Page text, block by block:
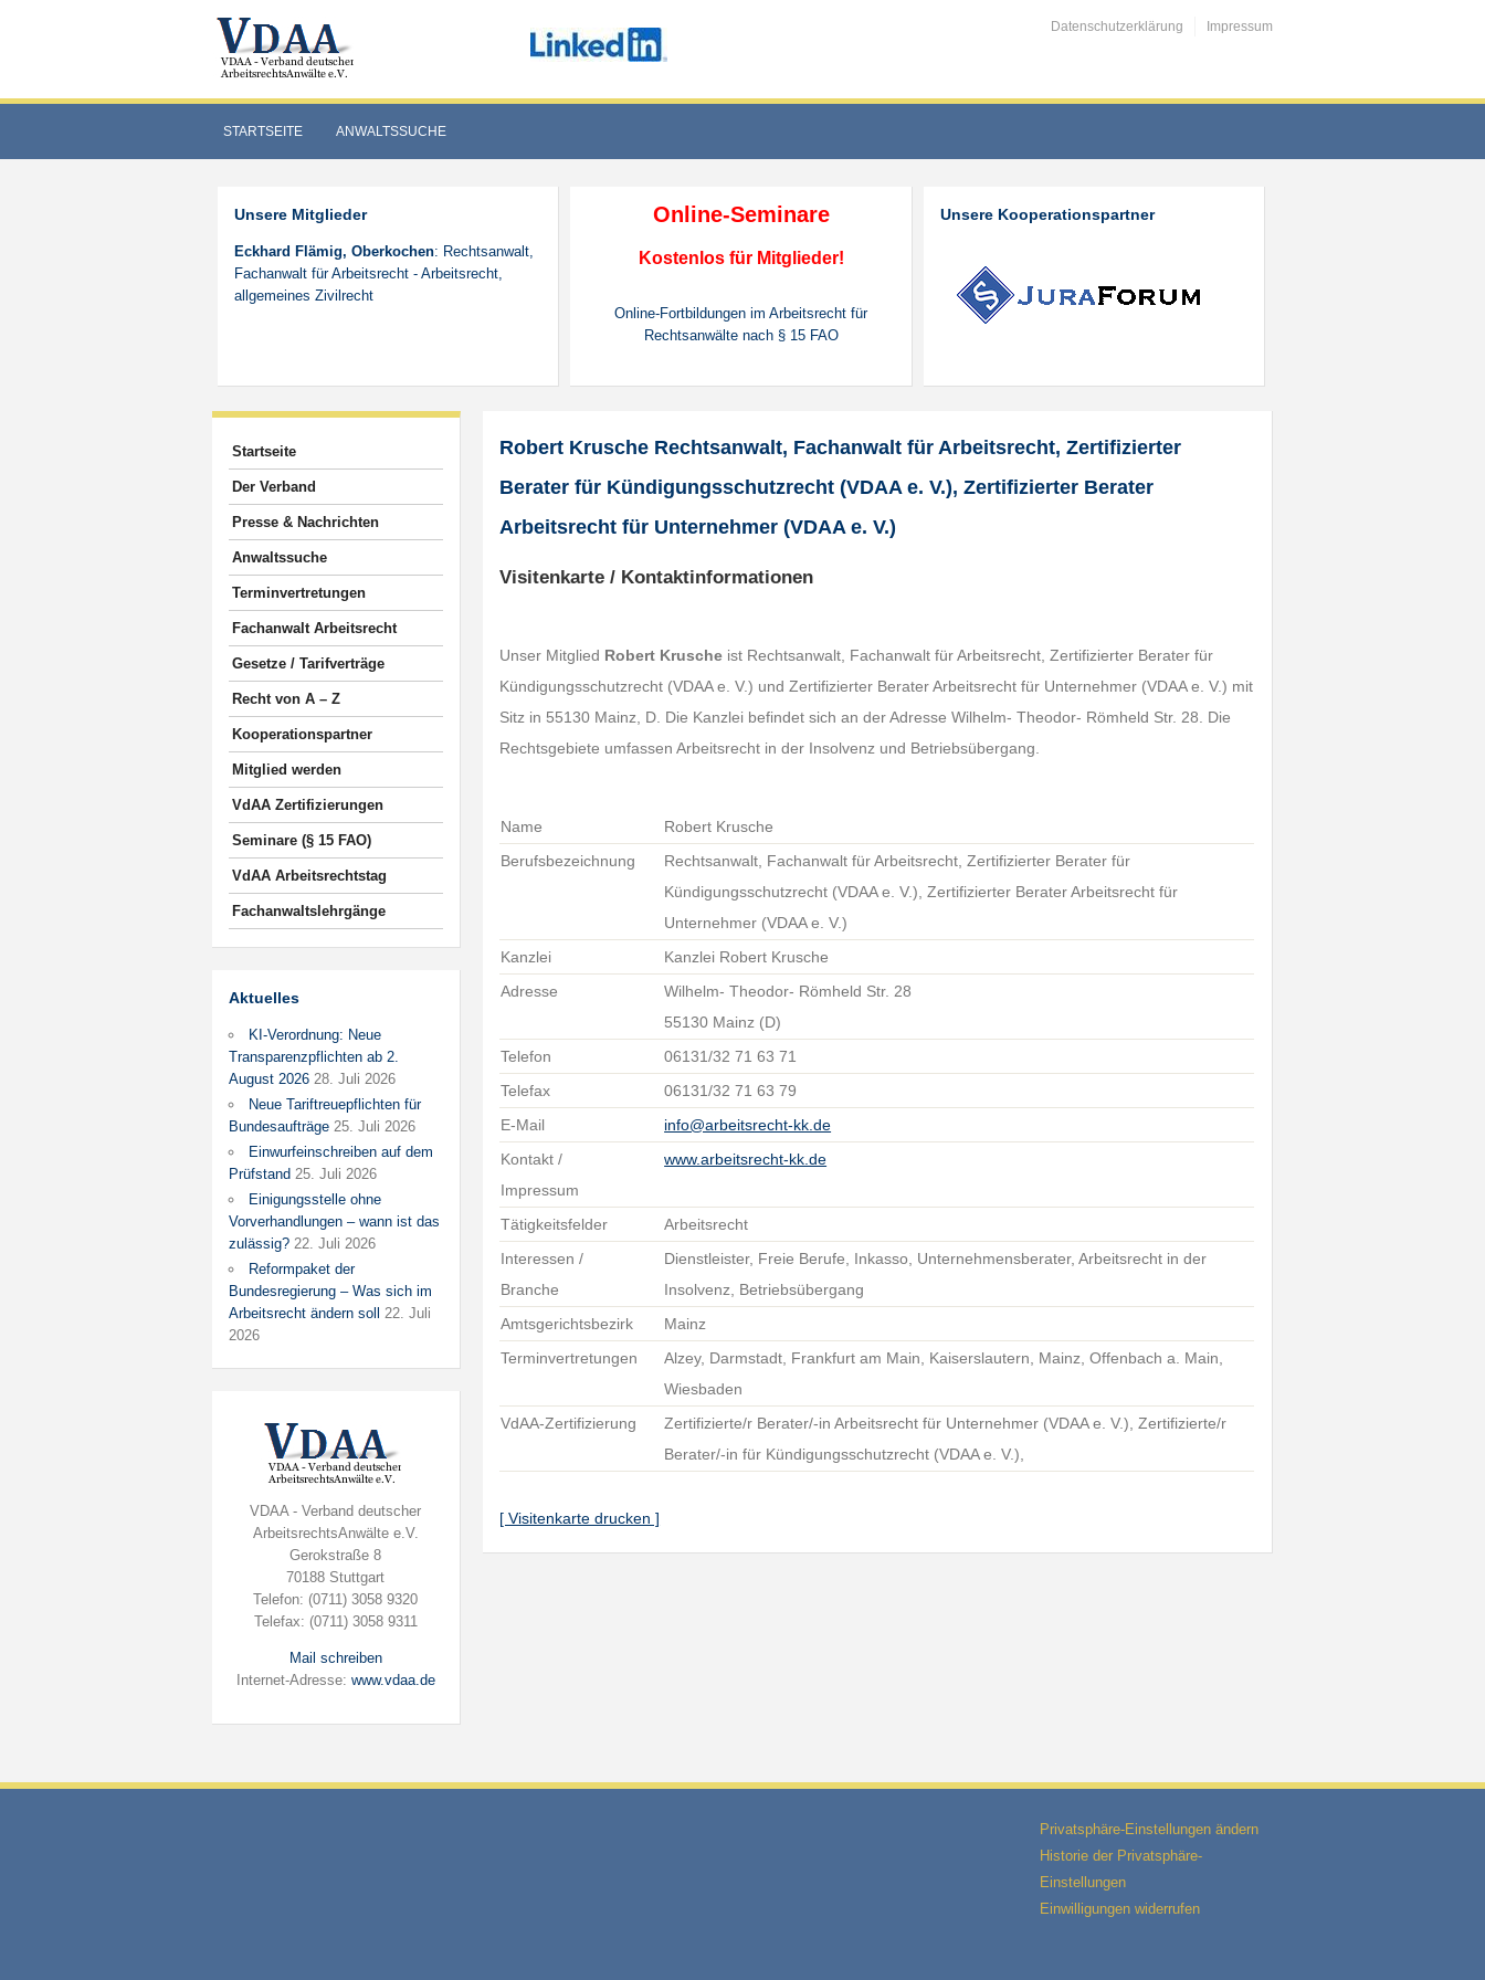
Datenschutzerklärung Impressum
STARTSEITE ANWALTSSUCHE
Unsere Mitglieder
Eckhard Flämig, Oberkochen: Rechtsanwalt,
Fachanwalt für Arbeitsrecht - Arbeitsrecht,
allgemeines Zivilrecht
Online-Seminare
Kostenlos für Mitglieder!
Online-Fortbildungen im Arbeitsrecht für
Rechtsanwälte nach § 15 FAO
Unsere Kooperationspartner
Startseite
Der Verband
Presse & Nachrichten
Anwaltssuche
Terminvertretungen
Fachanwalt Arbeitsrecht
Gesetze / Tarifverträge
Recht von A – Z
Kooperationspartner
Mitglied werden
VdAA Zertifizierungen
Seminare (§ 15 FAO)
VdAA Arbeitsrechtstag
Fachanwaltslehrgänge
Aktuelles
KI-Verordnung: Neue
Transparenzpflichten ab 2.
August 2026 28. Juli 2026
Neue Tariftreuepflichten für
Bundesaufträge 25. Juli 2026
Einwurfeinschreiben auf dem
Prüfstand 25. Juli 2026
Einigungsstelle ohne
Vorverhandlungen – wann ist das
zulässig? 22. Juli 2026
Reformpaket der
Bundesregierung – Was sich im
Arbeitsrecht ändern soll
22. Juli
2026
VDAA - Verband deutscher
ArbeitsrechtsAnwälte e.V.
Gerokstraße 8
70188 Stuttgart
Telefon: (0711) 3058 9320
Telefax: (0711) 3058 9311
Mail schreiben
Internet-Adresse: www.vdaa.de
Robert Krusche Rechtsanwalt, Fachanwalt für Arbeitsrecht, Zertifizierter
Berater für Kündigungsschutzrecht (VDAA e. V.), Zertifizierter Berater
Arbeitsrecht für Unternehmer (VDAA e. V.)
Visitenkarte / Kontaktinformationen
Unser Mitglied Robert Krusche ist Rechtsanwalt, Fachanwalt für Arbeitsrecht, Zertifizierter Berater für
Kündigungsschutzrecht (VDAA e. V.) und Zertifizierter Berater Arbeitsrecht für Unternehmer (VDAA e. V.) mit
Sitz in 55130 Mainz, D. Die Kanzlei befindet sich an der Adresse Wilhelm- Theodor- Römheld Str. 28. Die
Rechtsgebiete umfassen Arbeitsrecht in der Insolvenz und Betriebsübergang.
Name
Robert Krusche
Berufsbezeichnung
Rechtsanwalt, Fachanwalt für Arbeitsrecht, Zertifizierter Berater für
Kündigungsschutzrecht (VDAA e. V.), Zertifizierter Berater Arbeitsrecht für
Unternehmer (VDAA e. V.)
Kanzlei
Kanzlei Robert Krusche
Adresse
Wilhelm- Theodor- Römheld Str. 28
55130 Mainz (D)
Telefon
06131/32 71 63 71
Telefax
06131/32 71 63 79
E-Mail
info@arbeitsrecht-kk.de
Kontakt /
Impressum
www.arbeitsrecht-kk.de
Tätigkeitsfelder
Arbeitsrecht
Interessen /
Branche
Dienstleister, Freie Berufe, Inkasso, Unternehmensberater, Arbeitsrecht in der
Insolvenz, Betriebsübergang
Amtsgerichtsbezirk
Mainz
Terminvertretungen
Alzey, Darmstadt, Frankfurt am Main, Kaiserslautern, Mainz, Offenbach a. Main,
Wiesbaden
VdAA-Zertifizierung
Zertifizierte/r Berater/-in Arbeitsrecht für Unternehmer (VDAA e. V.), Zertifizierte/r
Berater/-in für Kündigungsschutzrecht (VDAA e. V.),
[ Visitenkarte drucken ]
Privatsphäre-Einstellungen ändern
Historie der Privatsphäre-
Einstellungen
Einwilligungen widerrufen